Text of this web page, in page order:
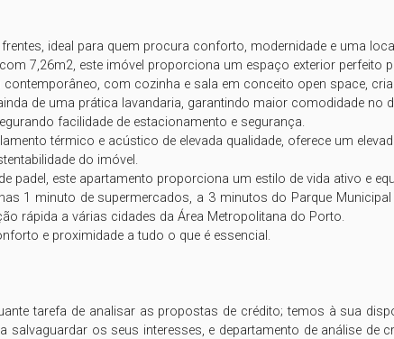
ideal para quem procura conforto, modernidade e uma
7,26m2, este imóvel proporciona um espaço exterior perfeito
contemporâneo, com cozinha e sala em conceito open space,
de uma prática lavandaria, garantindo maior comodidade no
facilidade de estacionamento e segurança.
térmico e acústico de elevada qualidade, oferece um
do imóvel.
padel, este apartamento proporciona um estilo de vida ativo e
1 minuto de supermercados, a 3 minutos do Parque
rápida a várias cidades da Área Metropolitana do Porto.
e proximidade a tudo o que é essencial.
tarefa de analisar as propostas de crédito; temos à sua
os seus interesses, e departamento de análise de